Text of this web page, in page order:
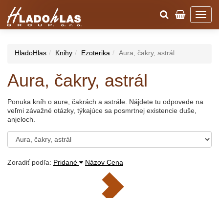
HladoHlas Knihy Ezoterika Aura, čakry, astrál
Aura, čakry, astrál
Ponuka kníh o aure, čakrách a astrále. Nájdete tu odpovede na
veľmi závažné otázky, týkajúce sa posmrtnej existencie duše,
anjeloch.
Zoradiť podľa: Pridané Názov Cena